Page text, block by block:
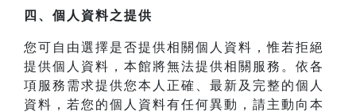
四、 個人資料之提供
您可自由選擇是否提供相關個人資料，惟若拒絕
提供個人資料，本館將無法提供相關服務。依各
項服務需求提供您本人正確、最新及完整的個人
資料，若您的個人資料有任何異動，請主動向本